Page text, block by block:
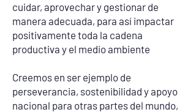
cuidar, aprovechar y gestionar de
manera adecuada, para así impactar
positivamente toda la cadena
productiva y el medio ambiente
Creemos en ser ejemplo de
perseverancia, sostenibilidad y apoyo
nacional para otras partes del mundo,